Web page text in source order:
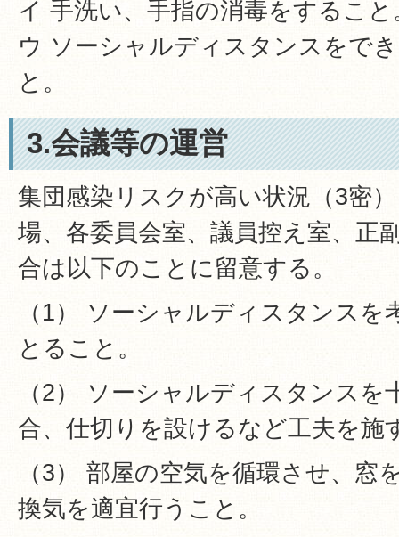
イ 手洗い、手指の消毒をすること
ウ ソーシャルディスタンスをで
と。
3.会議等の運営
集団感染リスクが高い状況（3密
場、各委員会室、議員控え室、正
合は以下のことに留意する。
（1） ソーシャルディスタンスを
とること。
（2） ソーシャルディスタンスを
合、仕切りを設けるなど工夫を施
（3） 部屋の空気を循環させ、窓
換気を適宜行うこと。